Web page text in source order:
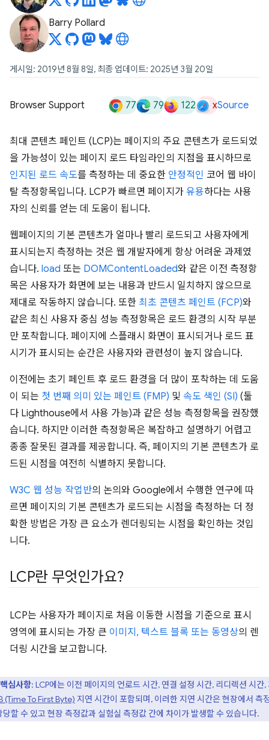
Barry Pollard
게시일: 2019년 8월 8일, 최종 업데이트: 2025년 3월 20일
Browser Support 77 79 122 xSource
최대 콘텐츠 페인트 (LCP)는 페이지의 주요 콘텐츠가 로드되었
을 가능성이 있는 페이지 로드 타임라인의 지점을 표시하므로
인지된 로드 속도를 측정하는 데 중요한 안정적인 코어 웹 바이
탈 측정항목입니다. LCP가 빠르면 페이지가 유용하다는 사용
자의 신뢰를 얻는 데 도움이 됩니다.
웹페이지의 기본 콘텐츠가 얼마나 빨리 로드되고 사용자에게
표시되는지 측정하는 것은 웹 개발자에게 항상 어려운 과제였
습니다. load 또는 DOMContentLoaded와 같은 이전 측정항
목은 사용자가 화면에 보는 내용과 반드시 일치하지 않으므로
제대로 작동하지 않습니다. 또한 최초 콘텐츠 페인트 (FCP)와
같은 최신 사용자 중심 성능 측정항목은 로드 환경의 시작 부분
만 포착합니다. 페이지에 스플래시 화면이 표시되거나 로드 표
시기가 표시되는 순간은 사용자와 관련성이 높지 않습니다.
이전에는 초기 페인트 후 로드 환경을 더 많이 포착하는 데 도움
이 되는 첫 번째 의미 있는 페인트 (FMP) 및 속도 색인 (SI) (둘
다 Lighthouse에서 사용 가능)과 같은 성능 측정항목을 권장했
습니다. 하지만 이러한 측정항목은 복잡하고 설명하기 어렵고
종종 잘못된 결과를 제공합니다. 즉, 페이지의 기본 콘텐츠가 로
드된 시점을 여전히 식별하지 못합니다.
W3C 웹 성능 작업반의 논의와 Google에서 수행한 연구에 따
르면 페이지의 기본 콘텐츠가 로드되는 시점을 측정하는 더 정
확한 방법은 가장 큰 요소가 렌더링되는 시점을 확인하는 것입
니다.
LCP란 무엇인가요?
LCP는 사용자가 페이지로 처음 이동한 시점을 기준으로 표시
영역에 표시되는 가장 큰 이미지, 텍스트 블록 또는 동영상의 렌
더링 시간을 보고합니다.
핵심사항: LCP에는 이전 페이지의 언로드 시간, 연결 설정 시간, 리디렉션 시간,
(Time To First Byte) 지연 시간이 포함되며, 이러한 지연 시간은 현장에서 측
당할 수 있고 현장 측정값과 실험실 측정값 간에 차이가 발생할 수 있습니다.